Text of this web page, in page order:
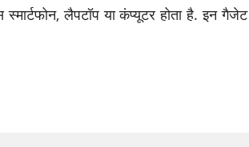
लैपटॉप या कंप्यूटर होता है. इन